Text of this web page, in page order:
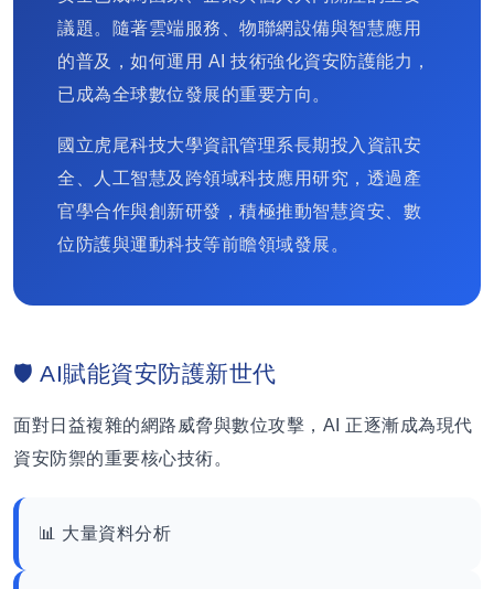
議題。隨著雲端服務、物聯網設備與智慧應用
的普及，如何運用 AI 技術強化資安防護能力，
已成為全球數位發展的重要方向。
國立虎尾科技大學資訊管理系長期投入資訊安
全、人工智慧及跨領域科技應用研究，透過產
官學合作與創新研發，積極推動智慧資安、數
位防護與運動科技等前瞻領域發展。
🛡️ AI賦能資安防護新世代
面對日益複雜的網路威脅與數位攻擊，AI 正逐漸成為現代
資安防禦的重要核心技術。
📊 大量資料分析